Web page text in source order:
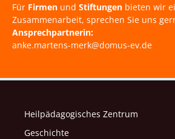
Für Firmen und Stiftungen bieten wir
Zusammenarbeit, sprechen Sie uns
Ansprechpartnerin:
anke.martens-merk@domus-ev.de
Heilpädagogisches Zentrum
Geschichte